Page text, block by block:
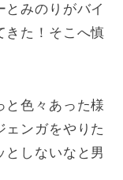
とみのりがバイ
きた！そこへ慎
と色々あった様
ェンガをやりた
としないなと男